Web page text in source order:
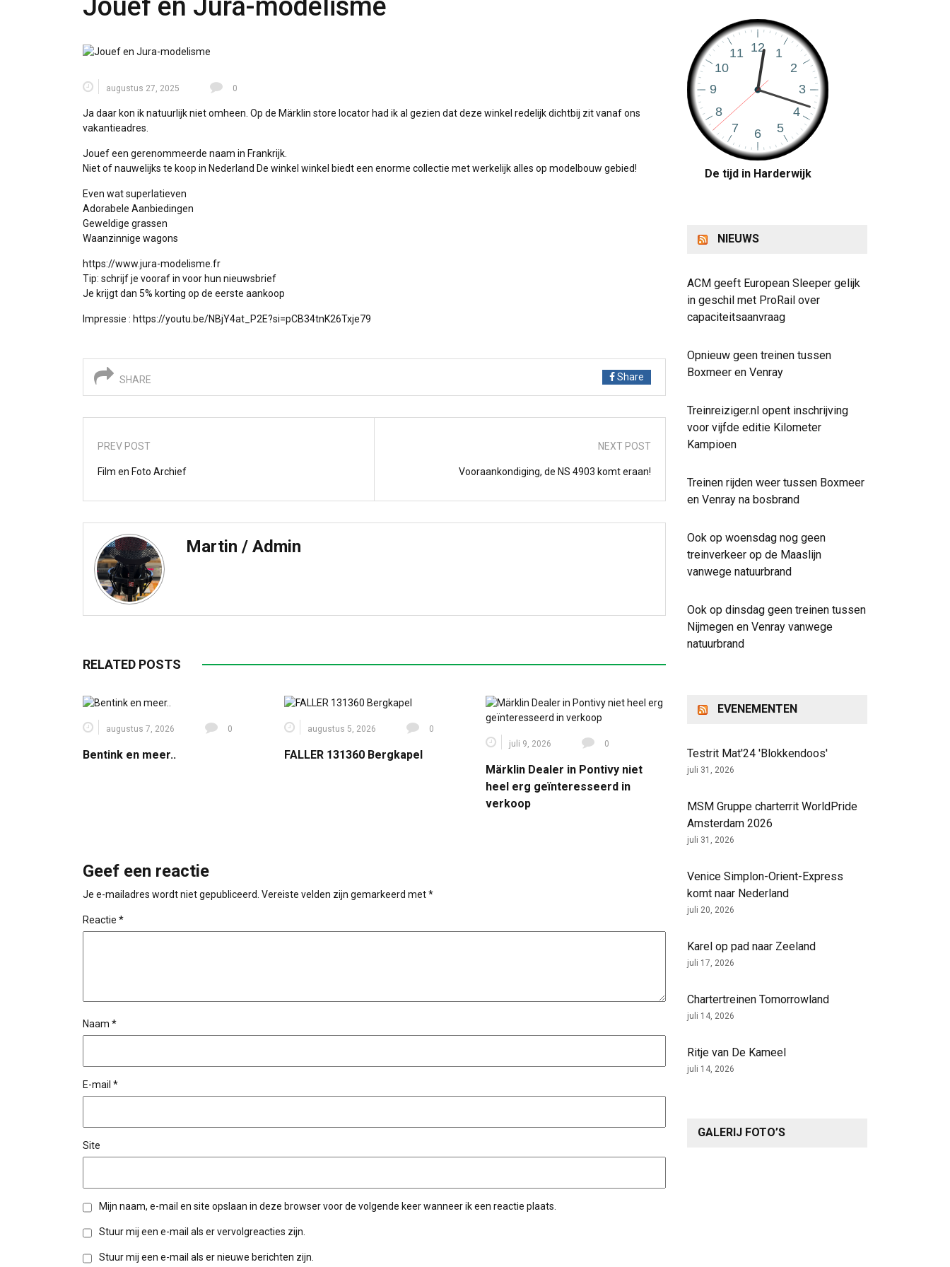
augustus 27, 2025 0
Ja daar kon ik natuurlijk niet omheen. Op de Märklin store locator had ik al gezien dat deze winkel redelijk dichtbij zit vanaf ons
vakantieadres.
Jouef een gerenommeerde naam in Frankrijk.
Niet of nauwelijks te koop in Nederland De winkel winkel biedt een enorme collectie met werkelijk alles op modelbouw gebied!
Even wat superlatieven
Adorabele Aanbiedingen
Geweldige grassen
Waanzinnige wagons
https://www.jura-modelisme.fr
Tip: schrijf je vooraf in voor hun nieuwsbrief
Je krijgt dan 5% korting op de eerste aankoop
Impressie : https://youtu.be/NBjY4at_P2E?si=pCB34tnK26Txje79
SHARE Share
PREV POST
Film en Foto Archief
NEXT POST
Vooraankondiging, de NS 4903 komt eraan!
Martin / Admin
RELATED POSTS
augustus 7, 2026 0
Bentink en meer..
augustus 5, 2026 0
FALLER 131360 Bergkapel
juli 9, 2026 0
Märklin Dealer in Pontivy niet
heel erg geïnteresseerd in
verkoop
Geef een reactie
Je e-mailadres wordt niet gepubliceerd. Vereiste velden zijn gemarkeerd met*
Reactie *
Naam *
E-mail *
Site
Mijn naam, e-mail en site opslaan in deze browser voor de volgende keer wanneer ik een reactie plaats.
Stuur mij een e-mail als er vervolgreacties zijn.
Stuur mij een e-mail als er nieuwe berichten zijn.
De tijd in Harderwijk
NIEUWS
ACM geeft European Sleeper gelijk
in geschil met ProRail over
capaciteitsaanvraag
Opnieuw geen treinen tussen
Boxmeer en Venray
Treinreiziger.nl opent inschrijving
voor vijfde editie Kilometer
Kampioen
Treinen rijden weer tussen Boxmeer
en Venray na bosbrand
Ook op woensdag nog geen
treinverkeer op de Maaslijn
vanwege natuurbrand
Ook op dinsdag geen treinen tussen
Nijmegen en Venray vanwege
natuurbrand
EVENEMENTEN
Testrit Mat'24 'Blokkendoos'
juli 31, 2026
MSM Gruppe charterrit WorldPride
Amsterdam 2026
juli 31, 2026
Venice Simplon-Orient-Express
komt naar Nederland
juli 20, 2026
Karel op pad naar Zeeland
juli 17, 2026
Chartertreinen Tomorrowland
juli 14, 2026
Ritje van De Kameel
juli 14, 2026
GALERIJ FOTO’S